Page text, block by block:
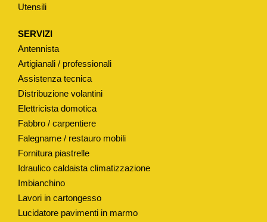
Utensili
SERVIZI
Antennista
Artigianali / professionali
Assistenza tecnica
Distribuzione volantini
Elettricista domotica
Fabbro / carpentiere
Falegname / restauro mobili
Fornitura piastrelle
Idraulico caldaista climatizzazione
Imbianchino
Lavori in cartongesso
Lucidatore pavimenti in marmo